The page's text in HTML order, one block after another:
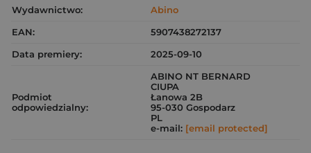
Wydawnictwo:
Abino
EAN:
5907438272137
Data premiery:
2025-09-10
Podmiot
odpowiedzialny:
ABINO NT BERNARD
CIUPA
Łanowa 2B
95-030 Gospodarz
PL
e-mail: [email protected]